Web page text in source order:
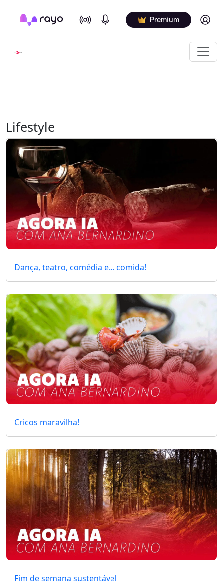
On Air Podcasts Premium Log in
Lifestyle
Dança, teatro, comédia e... comida!
Cricos maravilha!
Fim de semana sustentável